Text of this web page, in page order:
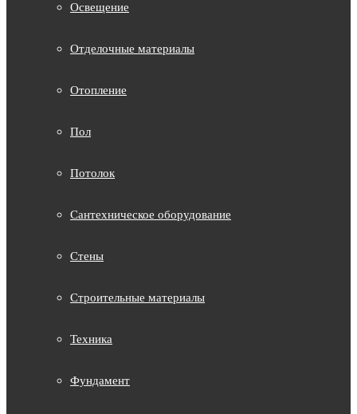
Освещение
Отделочные материалы
Отопление
Пол
Потолок
Сантехническое оборудование
Стены
Строительные материалы
Техника
Фундамент